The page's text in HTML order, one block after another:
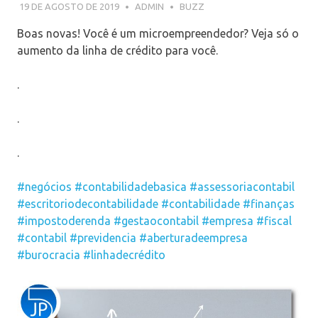
19 DE AGOSTO DE 2019 ADMIN BUZZ
Boas novas! Você é um microempreendedor? Veja só o
aumento da linha de crédito para você.
.
.
.
#negócios #contabilidadebasica #assessoriacontabil
#escritoriodecontabilidade #contabilidade #finanças
#impostoderenda #gestaocontabil #empresa #fiscal
#contabil #previdencia #aberturadeempresa
#burocracia #linhadecrédito